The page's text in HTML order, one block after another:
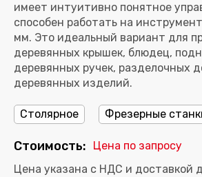
имеет интуитивно понятное
способен работать на
мм. Это идеальный вариант для
деревянных крышек, блюдец,
деревянных ручек, разделочных
деревянных изделий.
Столярное Фрезерные
Стоимость:
Цена по запросу
Цена указана с НДС и доставкой